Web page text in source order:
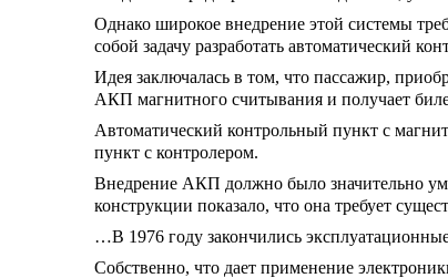
Однако широкое внедрение этой системы
собой задачу разработать автоматический
Идея заключалась в том, что пассажир,
АКП магнитного считывания и получает
Автоматический контрольный пункт с
пункт с контролером.
Внедрение АКП должно было значительно
конструкции показало, что она требует
…В 1976 году закончились
Собственно, что дает применение